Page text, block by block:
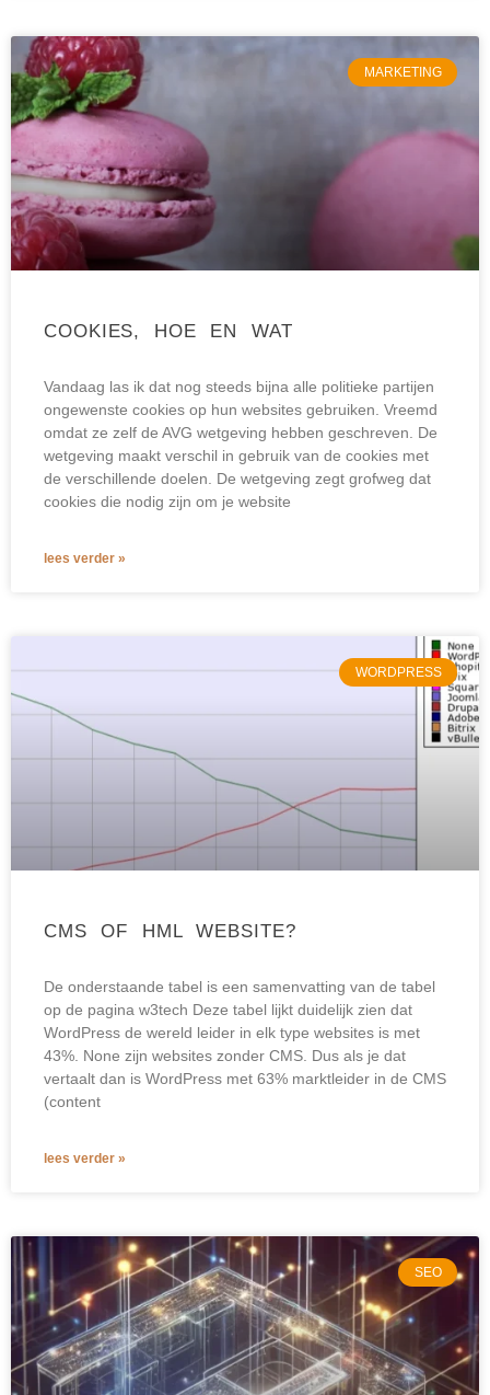
MARKETING
COOKIES, HOE EN WAT
Vandaag las ik dat nog steeds bijna alle politieke partijen
ongewenste cookies op hun websites gebruiken. Vreemd
omdat ze zelf de AVG wetgeving hebben geschreven. De
wetgeving maakt verschil in gebruik van de cookies met
de verschillende doelen. De wetgeving zegt grofweg dat
cookies die nodig zijn om je website
lees verder »
WORDPRESS
CMS OF HML WEBSITE?
De onderstaande tabel is een samenvatting van de tabel
op de pagina w3tech Deze tabel lijkt duidelijk zien dat
WordPress de wereld leider in elk type websites is met
43%. None zijn websites zonder CMS. Dus als je dat
vertaalt dan is WordPress met 63% marktleider in de CMS
(content
lees verder »
SEO